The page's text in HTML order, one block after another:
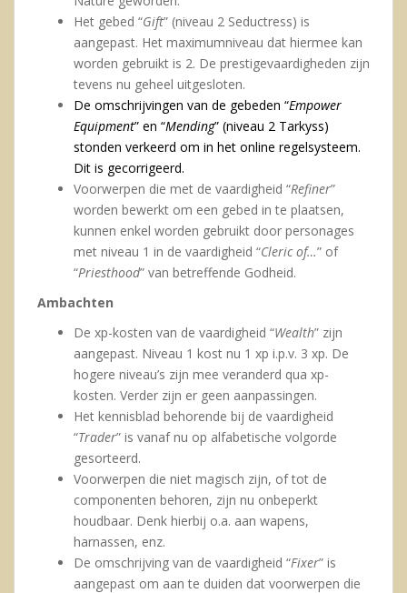
Het gebed “Gift” (niveau 2 Seductress) is
aangepast. Het maximumniveau dat hiermee kan
worden gebruikt is 2. De prestigevaardigheden zijn
tevens nu geheel uitgesloten.
De omschrijvingen van de gebeden “Empower
Equipment” en “Mending” (niveau 2 Tarkyss)
stonden verkeerd om in het online regelsysteem.
Dit is gecorrigeerd.
Voorwerpen die met de vaardigheid “Refiner”
worden bewerkt om een gebed in te plaatsen,
kunnen enkel worden gebruikt door personages
met niveau 1 in de vaardigheid “Cleric of…” of
“Priesthood” van betreffende Godheid.
Ambachten
De xp-kosten van de vaardigheid “Wealth” zijn
aangepast. Niveau 1 kost nu 1 xp i.p.v. 3 xp. De
hogere niveau’s zijn mee veranderd qua xp-
kosten. Verder zijn er geen aanpassingen.
Het kennisblad behorende bij de vaardigheid
“Trader” is vanaf nu op alfabetische volgorde
gesorteerd.
Voorwerpen die niet magisch zijn, of tot de
componenten behoren, zijn nu onbeperkt
houdbaar. Denk hierbij o.a. aan wapens,
harnassen, enz.
De omschrijving van de vaardigheid “Fixer” is
aangepast om aan te duiden dat voorwerpen die